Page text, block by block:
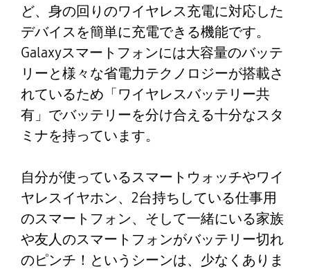
ど、身の回りのワイヤレス充電に対応した
デバイスを簡単に充電できる機能です。
Galaxyスマートフォンには大容量のバッテ
リーと様々な省電力テクノロジーが搭載さ
れているため「ワイヤレスバッテリー共
有」でバッテリーを分け合える十分なスタ
ミナを持っています。
自分が使っているスマートウォッチやワイ
ヤレスイヤホン、2台持ちしている仕事用
のスマートフォン、そして一緒にいる家族
や友人のスマートフォンがバッテリー切れ
のピンチ！というシーンは、少なくありま